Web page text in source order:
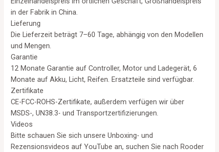
in der Fabrik in China.
Lieferung
Die Lieferzeit beträgt 7–60 Tage, abhängig von den Modellen
und Mengen.
Garantie
12 Monate Garantie auf Controller, Motor und Ladegerät, 6
Monate auf Akku, Licht, Reifen. Ersatzteile sind verfügbar.
Zertifikate
CE-FCC-ROHS-Zertifikate, außerdem verfügen wir über
MSDS-, UN38.3- und Transportzertifizierungen.
Videos
Bitte schauen Sie sich unsere Unboxing- und
Rezensionsvideos auf YouTube an, suchen Sie nach Rooder